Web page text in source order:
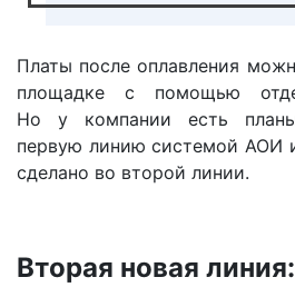
Платы после оплавления
площадке с помощью
Но у компании есть планы
первую линию системой АОИ
сделано во второй линии.
Вторая новая